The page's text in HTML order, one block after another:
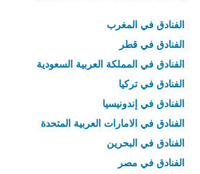
الفنادق في المغرب
الفنادق في قطر
الفنادق في المملكة العربية السعودية
الفنادق في تركيا
الفنادق في إندونيسيا
الفنادق في الامارات العربية المتحدة
الفنادق في البحرين
الفنادق في مصر